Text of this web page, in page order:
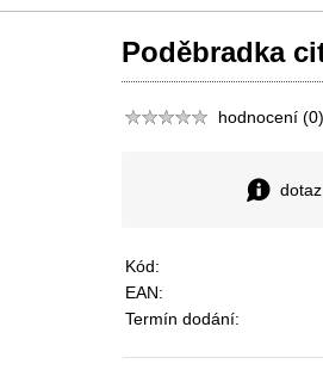
Poděbradka
hodnocení (0)
dotaz
Kód:
EAN:
Termín dodání: